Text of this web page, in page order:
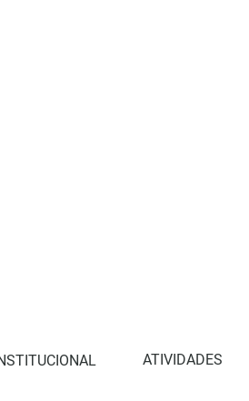
ATIVIDADES